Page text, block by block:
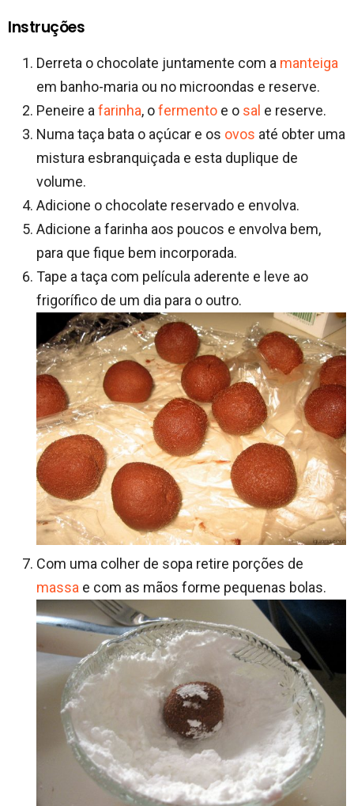
Instruções
Derreta o chocolate juntamente com a manteiga
em banho-maria ou no microondas e reserve.
Peneire a farinha, ofermento e o sal e reserve.
Numa taça bata o açúcar e os ovos até obter uma
mistura esbranquiçada e esta duplique de
volume.
Adicione o chocolate reservado e envolva.
Adicione a farinha aos poucos e envolva bem,
para que fique bem incorporada.
Tape a taça com película aderente e leve ao
frigorífico de um dia para o outro.
Com uma colher de sopa retire porções de
massa e com as mãos forme pequenas bolas.